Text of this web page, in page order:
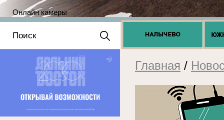
Онлайн камеры
Положение о выдаче
разрешений 2025
Главная /